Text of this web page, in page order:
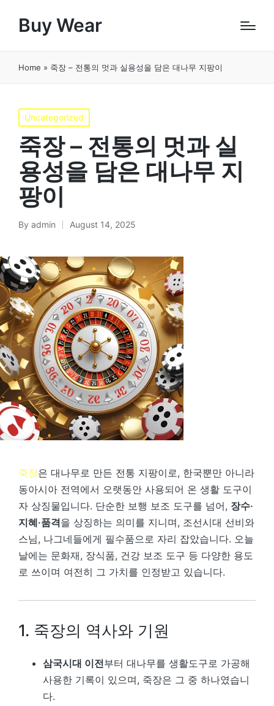
Buy Wear
Home » 죽장 – 전통의 멋과 실용성을 담은 대나무 지팡이
Posted
in
Uncategorized
죽장 – 전통의 멋과 실
용성을 담은 대나무 지
팡이
Posted
By admin August 14, 2025
죽장은 대나무로 만든 전통 지팡이로, 한국뿐만 아니라
동아시아 전역에서 오랫동안 사용되어 온 생활 도구이
자 상징물입니다. 단순한 보행 보조 도구를 넘어, 장수·
지혜·품격을 상징하는 의미를 지니며, 조선시대 선비와
스님, 나그네들에게 필수품으로 자리 잡았습니다. 오늘
날에는 문화재, 장식품, 건강 보조 도구 등 다양한 용도
로 쓰이며 여전히 그 가치를 인정받고 있습니다.
1. 죽장의 역사와 기원
삼국시대 이전부터 대나무를 생활도구로 가공해
사용한 기록이 있으며, 죽장은 그 중 하나였습니
다.